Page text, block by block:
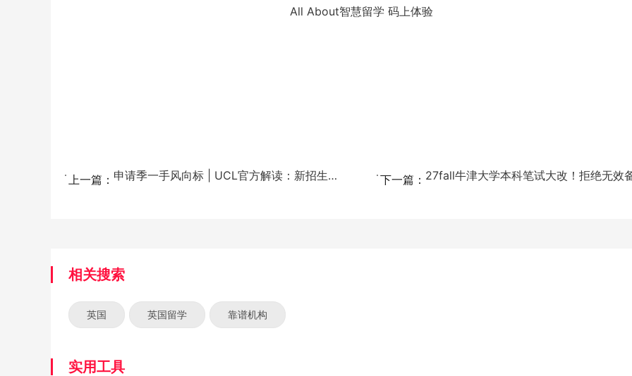
All About智慧留学 码上体验
上一篇： 申请季一手风向标 | UCL官方解读：新招生政策、录... 下一篇： 27fall牛津大学本科笔试大改！拒绝无效
相关搜索
英国 英国留学 靠谱机构
实用工具